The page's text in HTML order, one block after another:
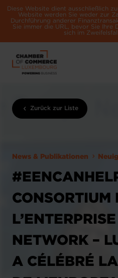
Diese Website dient ausschließlich
Website werden Sie weder zur
Durchführung anderer
Sie immer die URL, bevor Sie Ihre
sich im
Zurück zur Liste
News & Publikationen
CONSORTIUM
NETWORK –
A CÉLÉBRÉ